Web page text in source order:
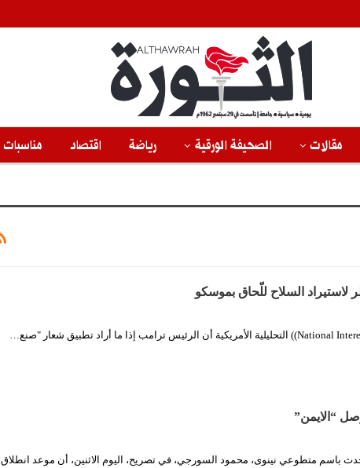
مقالات الصحيفة الورقية رياضة اقتصاد مناسبات
السلاح للّحاق بموسكو
“الايمن”
باسم متطوعي نينوى، محمود السورجي، في تصريح، اليوم الاثنين، أن موعد انطلاق